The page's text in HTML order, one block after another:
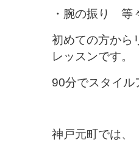
・腕の振り 等
初めての方から
レッスンです。
90分でスタイル
神戸元町では、